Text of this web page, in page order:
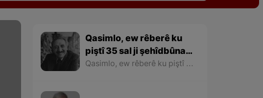
Qasimlo, ew rêberê ku
piştî 35 sal ji şehîdbûna
wî hê jî rêbaza wî her
Qasimlo, ew rêberê ku piştî 35 sal ji şehîdbûna wî hê jî rêbaza wî her zîndî ye